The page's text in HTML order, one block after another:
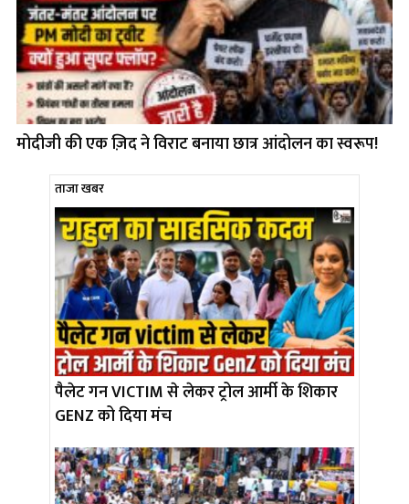
मोदीजी की एक ज़िद ने विराट बनाया छात्र आंदोलन का स्वरूप!
ताजा खबर
पैलेट गन VICTIM से लेकर ट्रोल आर्मी के शिकार
GENZ को दिया मंच